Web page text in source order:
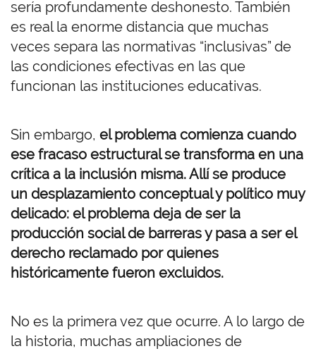
sería profundamente deshonesto. También
es real la enorme distancia que muchas
veces separa las normativas “inclusivas” de
las condiciones efectivas en las que
funcionan las instituciones educativas.
Sin embargo, el problema comienza cuando
ese fracaso estructural se transforma en una
crítica a la inclusión misma. Allí se produce
un desplazamiento conceptual y político muy
delicado: el problema deja de ser la
producción social de barreras y pasa a ser el
derecho reclamado por quienes
históricamente fueron excluidos.
No es la primera vez que ocurre. A lo largo de
la historia, muchas ampliaciones de